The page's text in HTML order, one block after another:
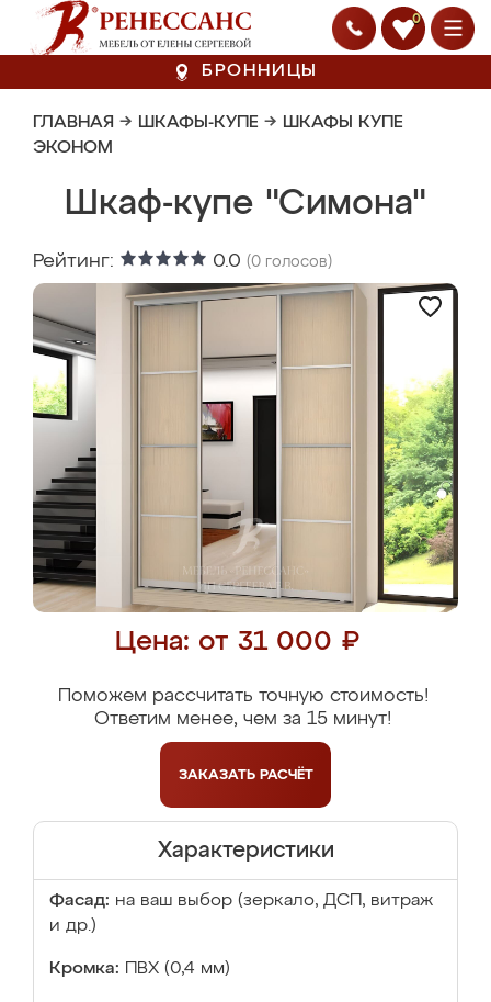
0
БРОННИЦЫ
ГЛАВНАЯ → ШКАФЫ-КУПЕ → ШКАФЫ КУПЕ
ЭКОНОМ
Шкаф-купе "Симона"
Рейтинг: 0.0 (0 голосов)
Цена: от 31 000 ₽
Поможем рассчитать точную стоимость!
Ответим менее, чем за 15 минут!
ЗАКАЗАТЬ РАСЧЁТ
Характеристики
Фасад: на ваш выбор (зеркало, ДСП, витраж
и др.)
Кромка: ПВХ (0,4 мм)